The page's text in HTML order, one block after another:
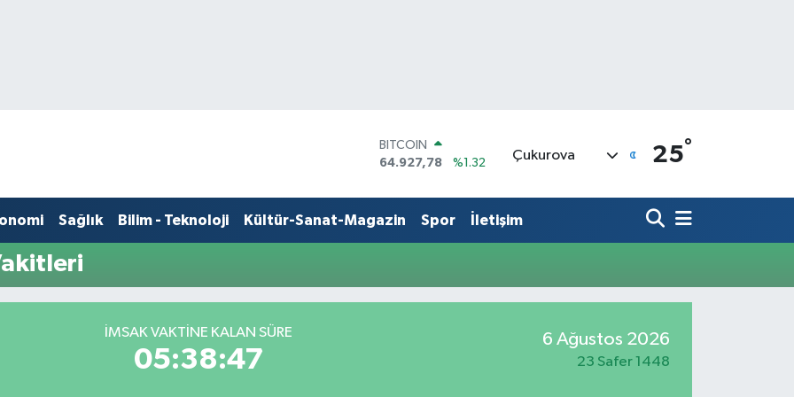
BITCOIN
64.927,78
%1.32
47,5894
%0.08
EURO
GRAM ALTIN
6508.83
%4.44
Çukurova 25°
Sağlık Bilim - Teknoloji Kültür-Sanat-Magazin Spor İletişim
İMSAK VAKTINE KALAN SÜRE
05:38:47
6 Ağustos 2026
23 Safer 1448